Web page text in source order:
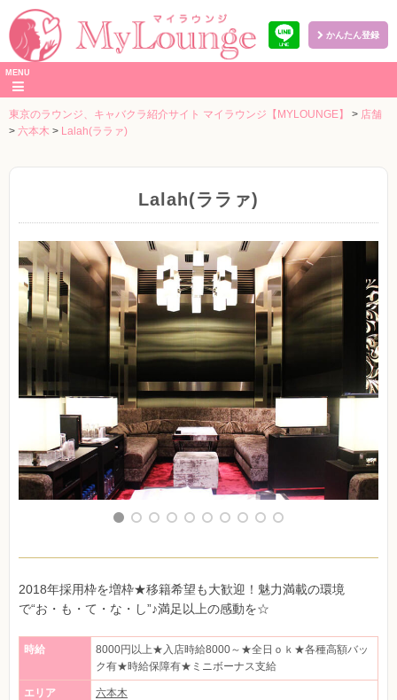
本
へ
かんたん登録
MENU
東京のラウンジ、キャバクラ紹介サイト マイラウンジ【MYLOUNGE】 > 店舗
> 六本木 > Lalah(ララァ)
Lalah(ララァ)
2018年採用枠を増枠★移籍希望も大歓迎！魅力満載の環境
で“お・も・て・な・し”♪満足以上の感動を☆
時給
8000円以上★入店時給8000～★全日ｏｋ★各種高額バッ
ク有★時給保障有★ミニボーナス支給
エリア 六本木